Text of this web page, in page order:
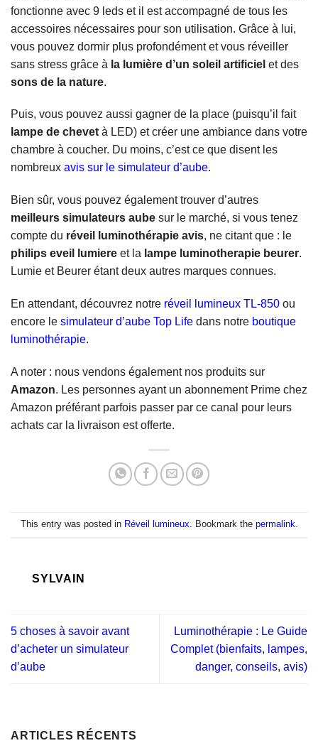
fonctionne avec 9 leds et il est accompagné de tous les
accessoires nécessaires pour son utilisation. Grâce à lui,
vous pouvez dormir plus profondément et vous réveiller
sans stress grâce à la lumière d’un soleil artificiel et des
sons de la nature.
Puis, vous pouvez aussi gagner de la place (puisqu’il fait
lampe de chevet à LED) et créer une ambiance dans votre
chambre à coucher. Du moins, c’est ce que disent les
nombreux avis sur le simulateur d’aube.
Bien sûr, vous pouvez également trouver d’autres
meilleurs simulateurs aube sur le marché, si vous tenez
compte du réveil luminothérapie avis, ne citant que : le
philips eveil lumiere et la lampe luminotherapie beurer.
Lumie et Beurer étant deux autres marques connues.
En attendant, découvrez notre réveil lumineux TL-850 ou
encore le simulateur d’aube Top Life dans notre boutique
luminothérapie.
A noter : nous vendons également nos produits sur
Amazon. Les personnes ayant un abonnement Prime chez
Amazon préférant parfois passer par ce canal pour leurs
achats car la livraison est offerte.
This entry was posted in Réveil lumineux. Bookmark the permalink.
SYLVAIN
5 choses à savoir avant
d’acheter un simulateur
d’aube
Luminothérapie : Le Guide
Complet (bienfaits, lampes,
danger, conseils, avis)
ARTICLES RÉCENTS